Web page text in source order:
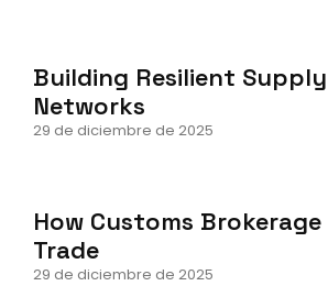
Building Resilient
Networks
29 de diciembre de 2025
How Customs
Trade
29 de diciembre de 2025